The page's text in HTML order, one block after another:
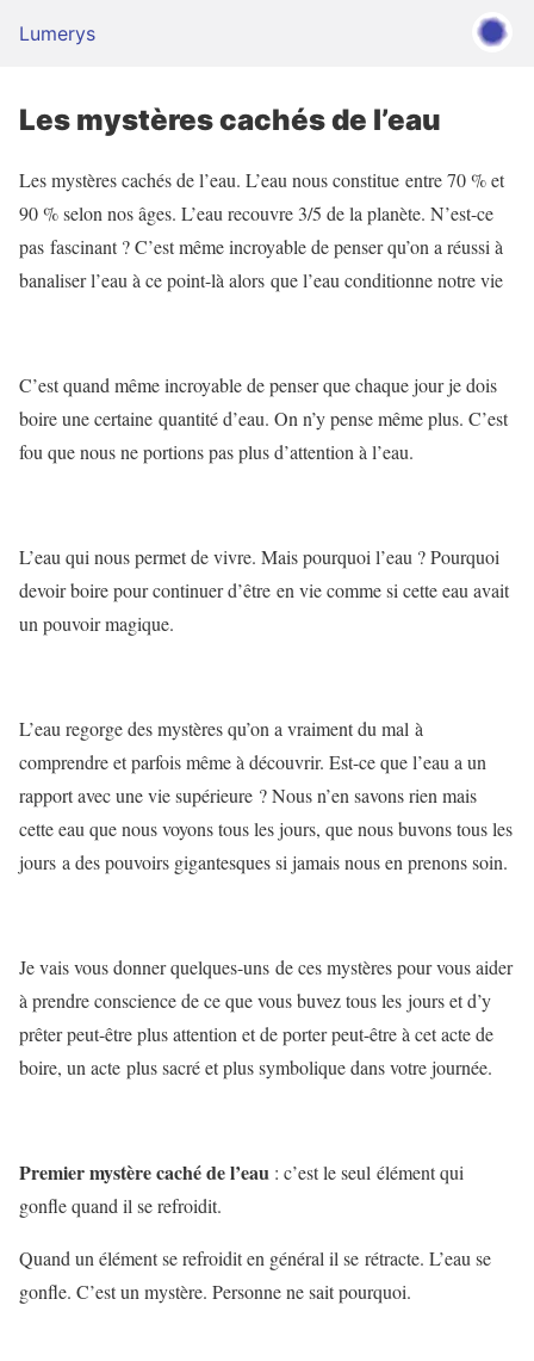
Lumerys
Les mystères cachés de l’eau
Les mystères cachés de l’eau. L’eau nous constitue entre 70 % et
90 % selon nos âges. L’eau recouvre 3/5 de la planète. N’est-ce
pas fascinant ? C’est même incroyable de penser qu’on a réussi à
banaliser l’eau à ce point-là alors que l’eau conditionne notre vie
C’est quand même incroyable de penser que chaque jour je dois
boire une certaine quantité d’eau. On n’y pense même plus. C’est
fou que nous ne portions pas plus d’attention à l’eau.
L’eau qui nous permet de vivre. Mais pourquoi l’eau ? Pourquoi
devoir boire pour continuer d’être en vie comme si cette eau avait
un pouvoir magique.
L’eau regorge des mystères qu’on a vraiment du mal à
comprendre et parfois même à découvrir. Est-ce que l’eau a un
rapport avec une vie supérieure ? Nous n’en savons rien mais
cette eau que nous voyons tous les jours, que nous buvons tous les
jours a des pouvoirs gigantesques si jamais nous en prenons soin.
Je vais vous donner quelques-uns de ces mystères pour vous aider
à prendre conscience de ce que vous buvez tous les jours et d’y
prêter peut-être plus attention et de porter peut-être à cet acte de
boire, un acte plus sacré et plus symbolique dans votre journée.
Premier mystère caché de l’eau : c’est le seul élément qui
gonfle quand il se refroidit.
Quand un élément se refroidit en général il se rétracte. L’eau se
gonfle. C’est un mystère. Personne ne sait pourquoi.